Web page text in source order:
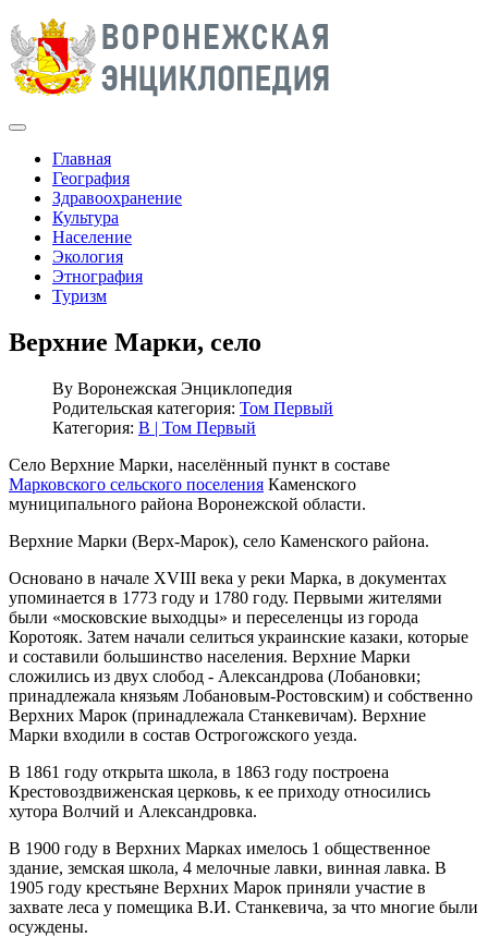
Главная
География
Здравоохранение
Культура
Население
Экология
Этнография
Туризм
Верхние Марки, село
By Воронежская Энциклопедия
Родительская категория: Том Первый
Категория: В | Том Первый
Село Верхние Марки, населённый пункт в составе
Марковского сельского поселения Каменского
муниципального района Воронежской области.
Верхние Марки (Верх-Марок), село Каменского района.
Основано в начале XVIII века у реки Марка, в документах
упоминается в 1773 году и 1780 году. Первыми жителями
были «московские выходцы» и переселенцы из города
Коротояк. Затем начали селиться украинские казаки, которые
и составили большинство населения. Верхние Марки
сложились из двух слобод - Александрова (Лобановки;
принадлежала князьям Лобановым-Ростовским) и собственно
Верхних Марок (принадлежала Станкевичам). Верхние
Марки входили в состав Острогожского уезда.
В 1861 году открыта школа, в 1863 году построена
Крестовоздвиженская церковь, к ее приходу относились
хутора Волчий и Александровка.
В 1900 году в Верхних Марках имелось 1 общественное
здание, земская школа, 4 мелочные лавки, винная лавка. В
1905 году крестьяне Верхних Марок приняли участие в
захвате леса у помещика В.И. Станкевича, за что многие были
осуждены.